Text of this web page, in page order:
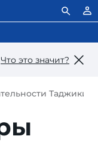
Что это значит?